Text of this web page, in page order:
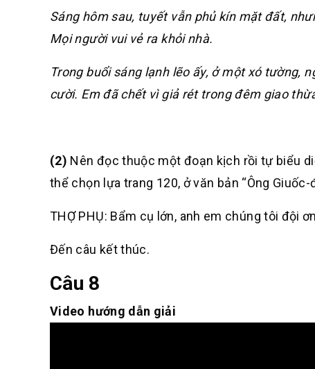
Sáng hôm sau, tuyết vẫn phủ kín mặt đất,
Mọi người vui vẻ ra khỏi nhà.
Trong buổi sáng lạnh lẽo ấy, ở một xó tường,
cười. Em đã chết vì giả rét trong đêm giao
(2) Nên đọc thuộc một đoạn kịch rồi tự biểu
thể chọn lựa trang 120, ở văn bản “Ông
THỢ PHỤ: Bẩm cụ lớn, anh em chúng tôi đội
Đến câu kết thúc.
Câu 8
Video hướng dẫn giải